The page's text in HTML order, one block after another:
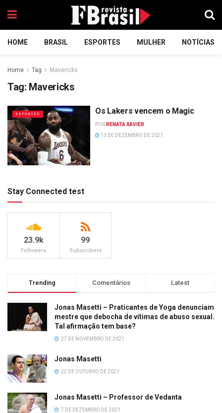
HOME BRASIL ESPORTES MULHER NOTÍCIAS
Home Tag Mavericks
Tag: Mavericks
ESPORTES Os Lakers vencem o Magic
POR RENATA XAVIER
13 DE DEZEMBRO DE 2021
Stay Connected test
23.9k
Followers
99
Subscribers
Trending Comentários Latest
Jonas Masetti – Praticantes de Yoga denunciam
mestre que debocha de vítimas de abuso sexual.
Tal afirmação tem base?
27 DE NOVEMBRO DE 2021
Jonas Masetti
22 DE OUTUBRO DE 2021
Jonas Masetti – Professor de Vedanta
7 DE DEZEMBRO DE 2021